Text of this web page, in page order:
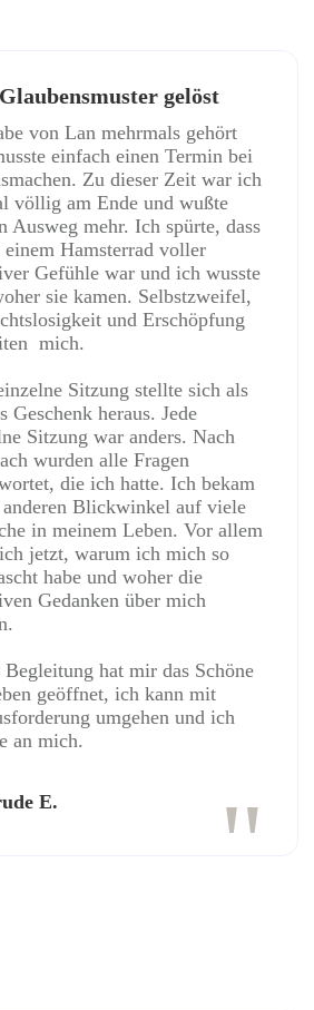
gelöst
von Lan mehrmals gehört
einfach einen Termin bei
Zu dieser Zeit war ich
völlig am Ende und wußte
Ausweg mehr. Ich spürte, dass
Hamsterrad voller
Gefühle war und ich wusste
sie kamen. Selbstzweifel,
und Erschöpfung
mich.
Sitzung stellte sich als
Geschenk heraus. Jede
Sitzung war anders. Nach
wurden alle Fragen
die ich hatte. Ich bekam
anderen Blickwinkel auf viele
in meinem Leben. Vor allem
jetzt, warum ich mich so
habe und woher die
Gedanken über mich
Begleitung hat mir das Schöne
geöffnet, ich kann mit
umgehen und ich
an mich.
E. "